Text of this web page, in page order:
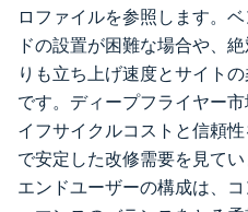
ロファイルを参照します。
ドの設置が困難な場合や、
りも立ち上げ速度とサイト
です。ディープフライヤー
イフサイクルコストと信頼
で安定した改修需要を見て
エンドユーザーの構成は、